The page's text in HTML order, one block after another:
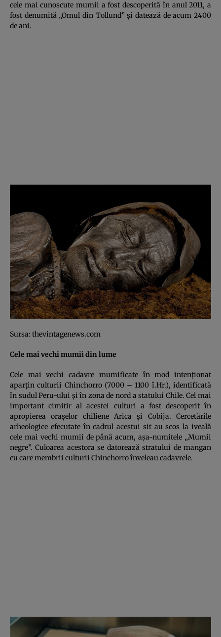
cele mai cunoscute mumii a fost descoperită în anul 2011, a
fost denumită „Omul din Tollund” şi datează de acum 2400
de ani.
Sursa: thevintagenews.com
Cele mai vechi mumii din lume
Cele mai vechi cadavre mumificate în mod intenţionat
aparţin culturii Chinchorro (7000 – 1100 î.Hr.), identificată
în sudul Peru-ului şi în zona de nord a statului Chile. Cel mai
important cimitir al acestei culturi a fost descoperit în
apropierea oraşelor chiliene Arica şi Cobija. Cercetările
arheologice efecutate în cadrul acestui sit au scos la iveală
cele mai vechi mumii de până acum, aşa-numitele „Mumii
negre”. Culoarea acestora se datorează stratului de mangan
cu care membrii culturii Chinchorro înveleau cadavrele.